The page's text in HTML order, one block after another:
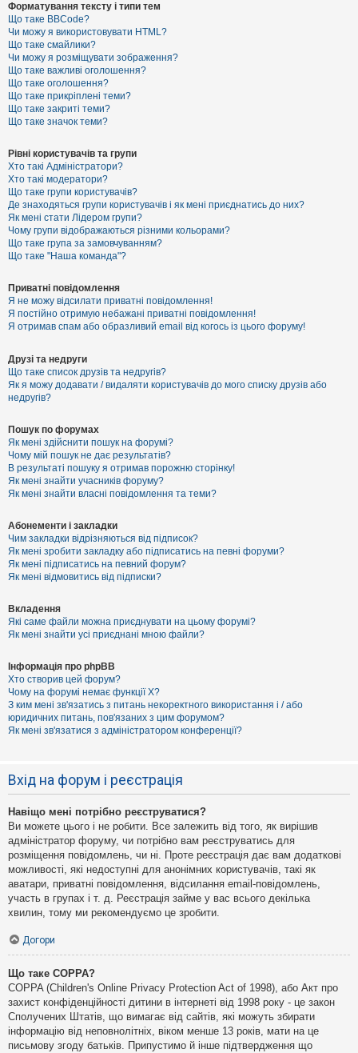
П
о
ш
у
к
Д
о
п
о
г
а
Форматування тексту і типи тем
Що таке BBCode?
Чи можу я використовувати HTML?
Що таке смайлики?
Чи можу я розміщувати зображення?
Що таке важливі оголошення?
Що таке оголошення?
Що таке прикріплені теми?
Що таке закриті теми?
Що таке значок теми?
Рівні користувачів та групи
Хто такі Адміністратори?
Хто такі модератори?
Що таке групи користувачів?
Де знаходяться групи користувачів і як мені приєднатись до них?
Як мені стати Лідером групи?
Чому групи відображаються різними кольорами?
Що таке група за замовчуванням?
Що таке "Наша команда"?
Приватні повідомлення
Я не можу відсилати приватні повідомлення!
Я постійно отримую небажані приватні повідомлення!
Я отримав спам або образливий email від когось із цього форуму!
Друзі та недруги
Що таке список друзів та недругів?
Як я можу додавати / видаляти користувачів до мого списку друзів або
недругів?
Пошук по форумах
Як мені здійснити пошук на форумі?
Чому мій пошук не дає результатів?
В результаті пошуку я отримав порожню сторінку!
Як мені знайти учасників форуму?
Як мені знайти власні повідомлення та теми?
Абонементи і закладки
Чим закладки відрізняються від підписок?
Як мені зробити закладку або підписатись на певні форуми?
Як мені підписатись на певний форум?
Як мені відмовитись від підписки?
Вкладення
Які саме файли можна приєднувати на цьому форумі?
Як мені знайти усі приєднані мною файли?
Інформація про phpBB
Хто створив цей форум?
Чому на форумі немає функції X?
З ким мені зв'язатись з питань некоректного використання і / або
юридичних питань, пов'язаних з цим форумом?
Як мені зв'язатися з адміністратором конференції?
Вхід на форум і реєстрація
Навіщо мені потрібно реєструватися?
Ви можете цього і не робити. Все залежить від того, як вирішив
адміністратор форуму, чи потрібно вам реєструватись для
розміщення повідомлень, чи ні. Проте реєстрація дає вам додаткові
можливості, які недоступні для анонімних користувачів, такі як
аватари, приватні повідомлення, відсилання email-повідомлень,
участь в групах і т. д. Реєстрація займе у вас всього декілька
хвилин, тому ми рекомендуємо це зробити.
Догори
Що таке COPPA?
COPPA (Children's Online Privacy Protection Act of 1998), або Акт про
захист конфіденційності дитини в інтернеті від 1998 року - це закон
Сполучених Штатів, що вимагає від сайтів, які можуть збирати
інформацію від неповнолітніх, віком менше 13 років, мати на це
письмову згоду батьків. Припустимо й інше підтвердження що